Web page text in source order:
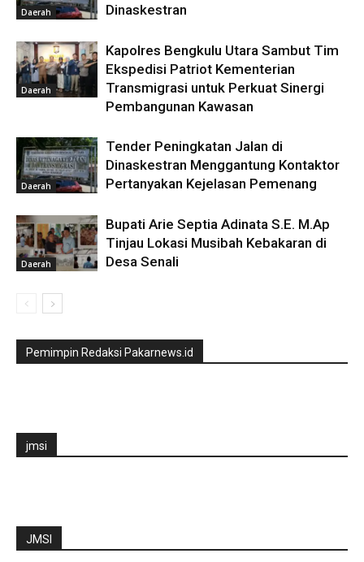
Daerah
Dinaskestran
Daerah
Kapolres Bengkulu Utara Sambut Tim
Ekspedisi Patriot Kementerian
Transmigrasi untuk Perkuat Sinergi
Pembangunan Kawasan
Daerah
Tender Peningkatan Jalan di
Dinaskestran Menggantung Kontaktor
Pertanyakan Kejelasan Pemenang
Daerah
Bupati Arie Septia Adinata S.E. M.Ap
Tinjau Lokasi Musibah Kebakaran di
Desa Senali
Pemimpin Redaksi Pakarnews.id
jmsi
JMSI